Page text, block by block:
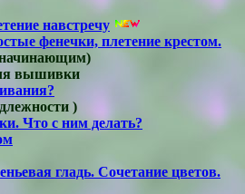
навстречу
фенечки, плетение крестом.
вышивки
)
Что с ним делать?
гладь. Сочетание цветов.